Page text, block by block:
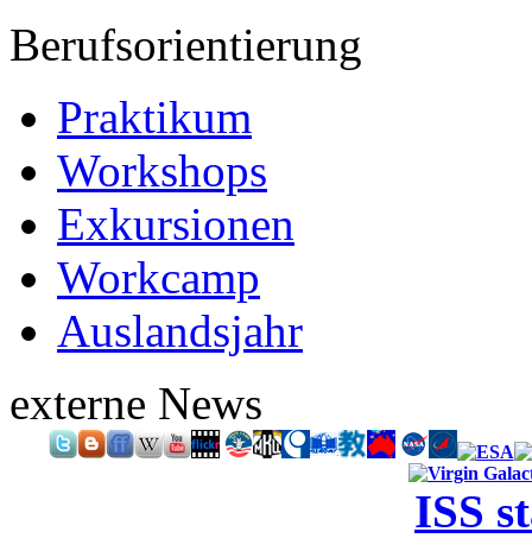
Berufsorientierung
Praktikum
Workshops
Exkursionen
Workcamp
Auslandsjahr
externe News
ISS